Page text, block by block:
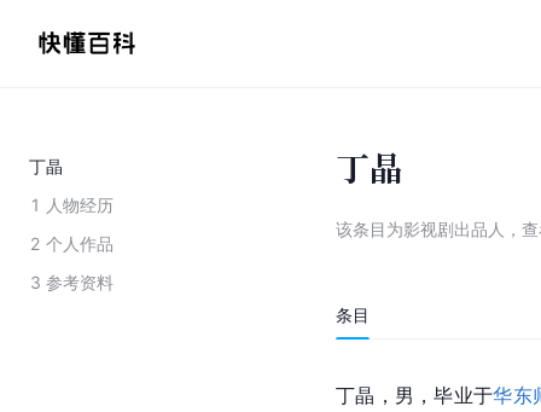
丁晶
1 人物经历
2 个人作品
3 参考资料
丁晶
该条目为影视剧出品人 ，
条目
丁晶，男，毕业于华东